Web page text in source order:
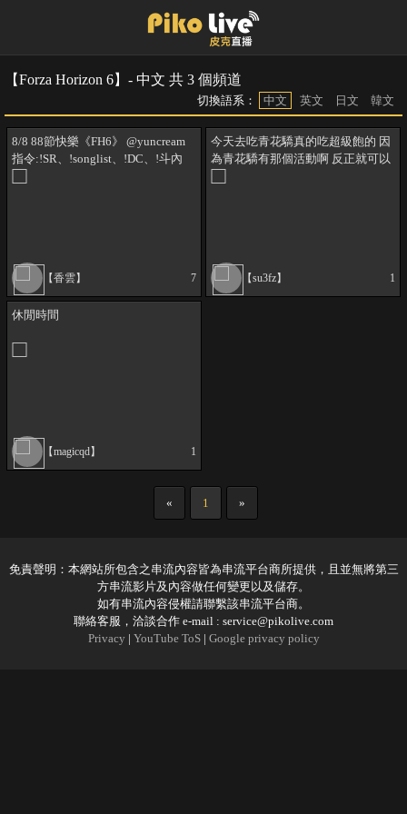
【Forza Horizon 6】- 中文 共 3 個頻道
切換語系： 中文 英文 日文 韓文
8/8 88節快樂《FH6》 @yuncream
指令:!SR、!songlist、!DC、!斗內
【香雲】 7
今天去吃青花驕真的吃超級飽的 因
為青花驕有那個活動啊 反正就可以
這樣子 然後吃不完 吃到快吐出來
東西剩超【su3fz】 1
休閒時間
【magicqd】 1
« 1 »
免責聲明：本網站所包含之串流內容皆為串流平台商所提供，且並無將第三
方串流影片及內容做任何變更以及儲存。
如有串流內容侵權請聯繫該串流平台商。
聯絡客服，洽談合作 e-mail : service@pikolive.com
Privacy | YouTube ToS| Google privacy policy